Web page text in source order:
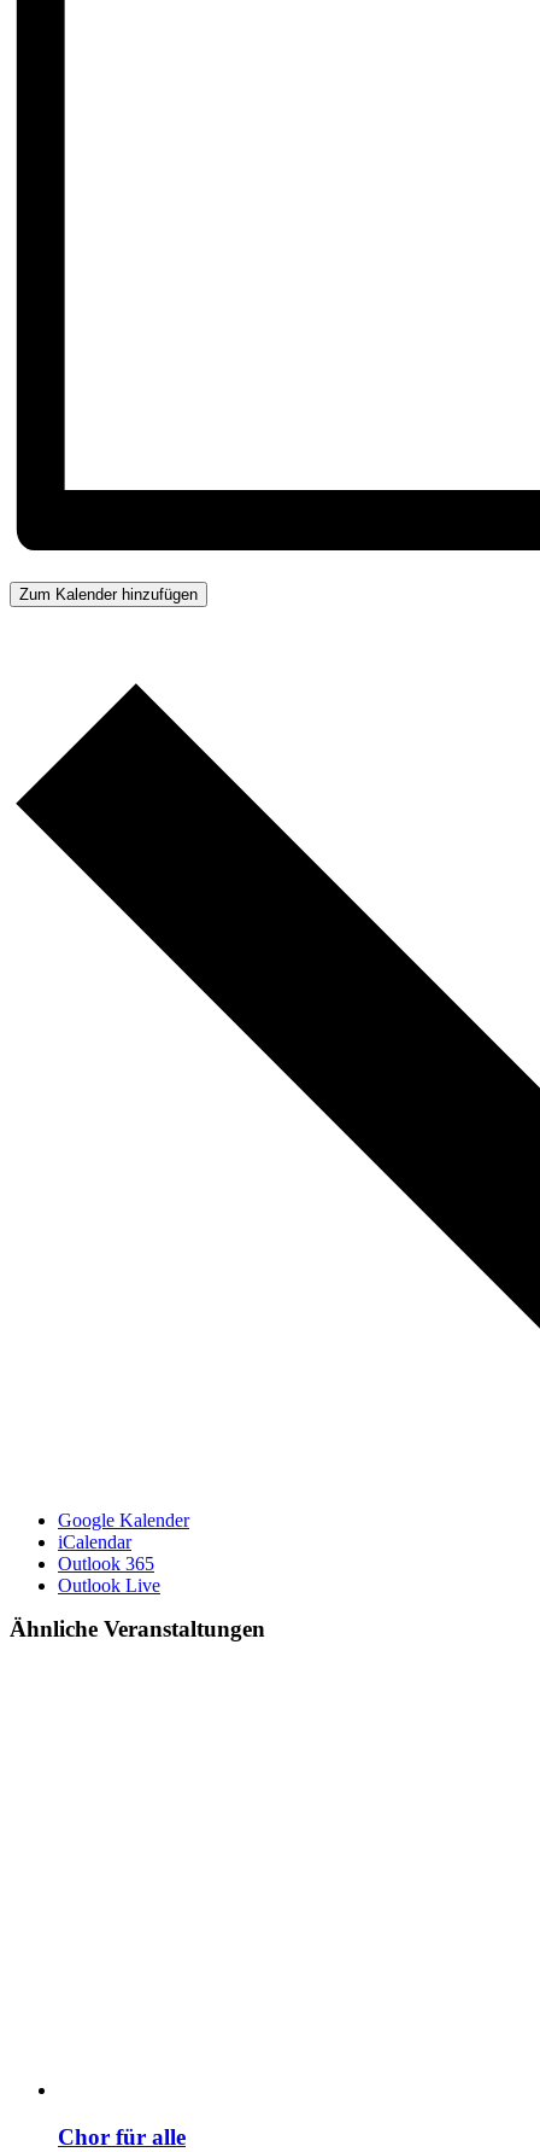
Zum Kalender hinzufügen
Google Kalender
iCalendar
Outlook 365
Outlook Live
Ähnliche Veranstaltungen
Chor für alle